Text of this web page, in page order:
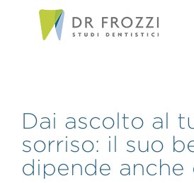
Dai ascolto al
sorriso: il suo
dipende anche